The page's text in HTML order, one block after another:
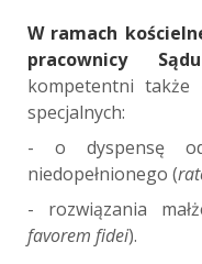
W ramach
pracownicy
kompetentni także
specjalnych:
- o dyspensę od
niedopełnionego (
- rozwiązania
favorem fidei).